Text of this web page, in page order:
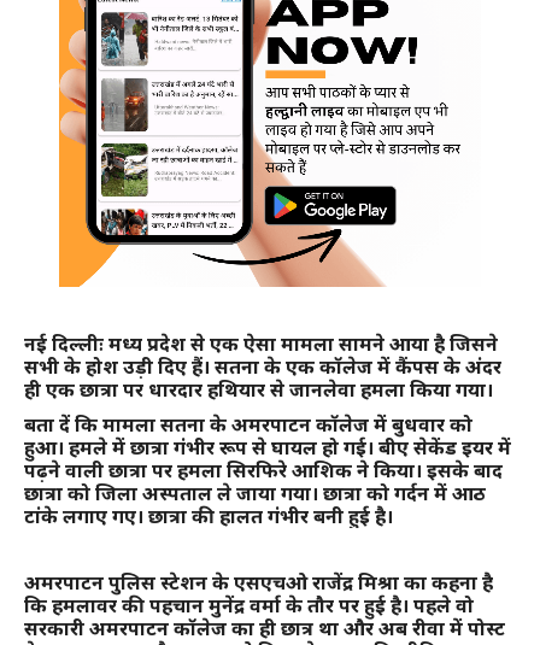
नई दिल्लीः मध्य प्रदेश से एक ऐसा मामला सामने आया है जिसने
सभी के होश उड़ी दिए हैं। सतना के एक कॉलेज में कैंपस के अंदर
ही एक छात्रा पर धारदार हथियार से जानलेवा हमला किया गया।
बता दें कि मामला सतना के अमरपाटन कॉलेज में बुधवार को
हुआ। हमले में छात्रा गंभीर रूप से घायल हो गई। बीए सेकेंड इयर में
पढ़ने वाली छात्रा पर हमला सिरफिरे आशिक ने किया। इसके बाद
छात्रा को जिला अस्पताल ले जाया गया। छात्रा को गर्दन में आठ
टांके लगाए गए। छात्रा की हालत गंभीर बनी हुई है।
अमरपाटन पुलिस स्टेशन के एसएचओ राजेंद्र मिश्रा का कहना है
कि हमलावर की पहचान मुनेंद्र वर्मा के तौर पर हुई है। पहले वो
सरकारी अमरपाटन कॉलेज का ही छात्र था और अब रीवा में पोस्ट